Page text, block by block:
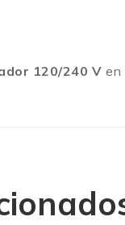
120/240 V en